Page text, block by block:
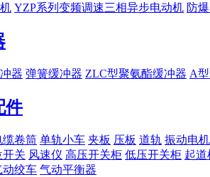
YZP系列变频调速三相异步电动机 防
器 弹簧缓冲器 ZLC型聚氨酯缓冲器 A
件
缆卷筒 单轨小车 夹板 压板 道轨 振动电机
开关 风速仪 高压开关柜 低压开关柜 起道
动绞车 气动平衡器